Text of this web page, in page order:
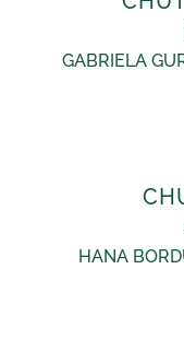
GABRIELA
HANA